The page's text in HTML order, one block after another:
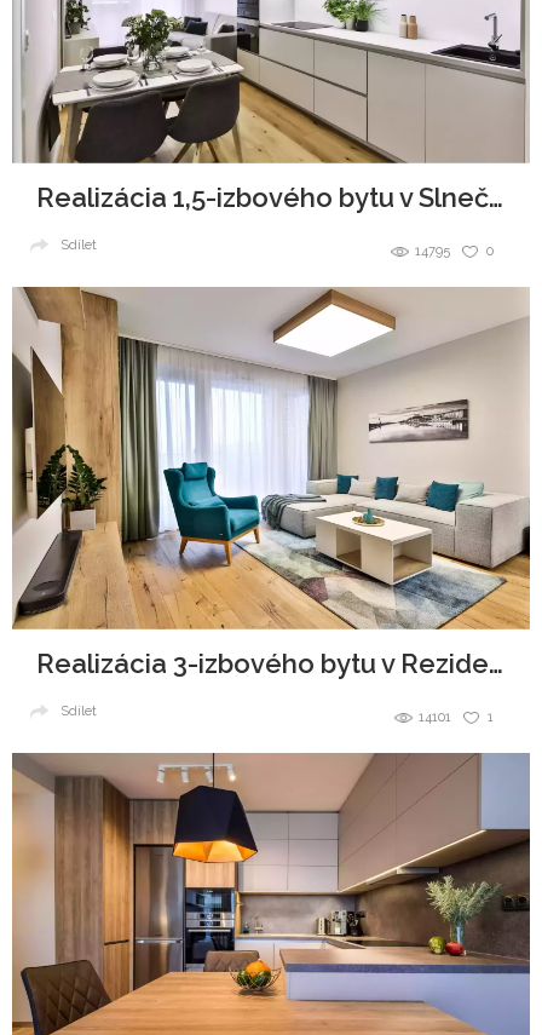
Realizácia 1,5-izbového bytu v Slnečniciach
0
14795
Sdílet
Realizácia 3-izbového bytu v Rezidencie Pri mýte
1
14101
Sdílet